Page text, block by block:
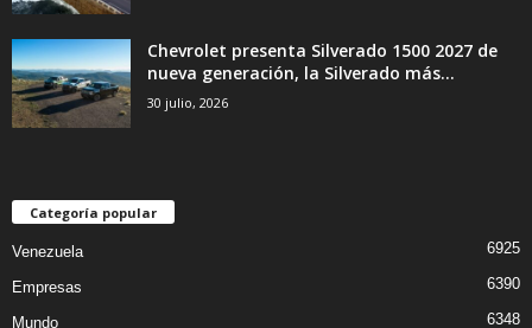
Chevrolet presenta Silverado 1500 2027 de
nueva generación, la Silverado más...
30 julio, 2026
Categoría popular
Venezuela 6925
Empresas 6390
Mundo 6348